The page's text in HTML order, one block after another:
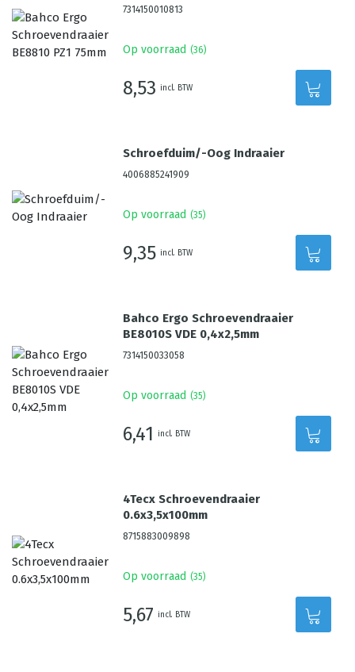
7314150010813
Op voorraad (36)
8,53 incl. BTW
Schroefduim/-Oog Indraaier
4006885241909
Op voorraad (35)
9,35 incl. BTW
Bahco Ergo Schroevendraaier
BE8010S VDE 0,4x2,5mm
7314150033058
Op voorraad (35)
6,41 incl. BTW
4Tecx Schroevendraaier
0.6x3,5x100mm
8715883009898
Op voorraad (35)
5,67 incl. BTW